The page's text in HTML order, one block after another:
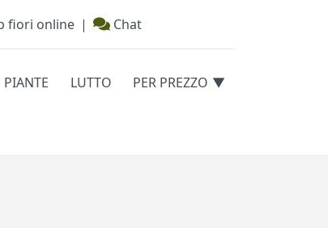
fiori online | Chat
PIANTE LUTTO PER PREZZO